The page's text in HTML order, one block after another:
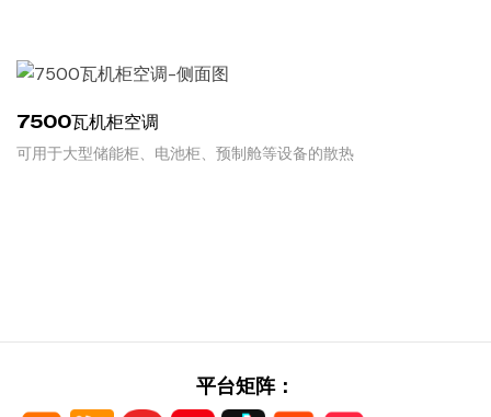
7500瓦机柜空调
可用于大型储能柜、电池柜、预制舱等设备的散热
平台矩阵：